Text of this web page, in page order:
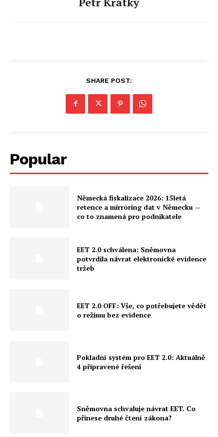
SHARE POST:
Popular
Německá fiskalizace 2026: 15letá
retence a mirroring dat v Německu —
co to znamená pro podnikatele
EET 2.0 schválena: Sněmovna
potvrdila návrat elektronické evidence
tržeb
EET 2.0 OFF: Vše, co potřebujete vědět
o režimu bez evidence
Pokladní systém pro EET 2.0: Aktuálně
4 připravené řešení
Sněmovna schvaluje návrat EET. Co
přinese druhé čtení zákona?